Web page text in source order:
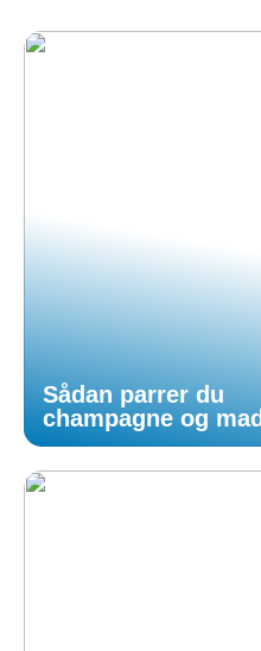
Sådan parrer du
champagne og mad